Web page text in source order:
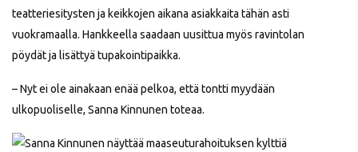
teatteriesitysten ja keikkojen aikana asiakkaita tähän asti
vuokramaalla. Hankkeella saadaan uusittua myös ravintolan
pöydät ja lisättyä tupakointipaikka.
– Nyt ei ole ainakaan enää pelkoa, että tontti myydään
ulkopuoliselle, Sanna Kinnunen toteaa.